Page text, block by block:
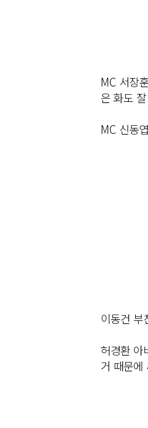
MC 서장
은 화도
MC 신동
이동건 부
허경환 아
거 때문에